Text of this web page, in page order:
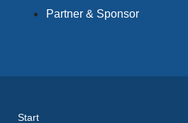
Partner & Sponsor
Start